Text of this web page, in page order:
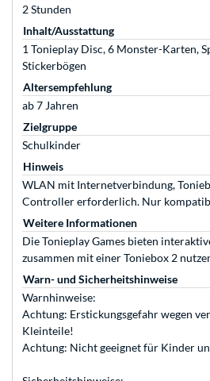
2 Stunden
Inhalt/Ausstattung
1 Tonieplay Disc, 6 Monster-Karten,
Stickerbögen
Altersempfehlung
ab 7 Jahren
Zielgruppe
Schulkinder
Hinweis
WLAN mit Internetverbindung,
Controller erforderlich. Nur
Weitere Informationen
Die Tonieplay Games bieten
zusammen mit einer Toniebox 2
Warn- und Sicherheitshinweise
Warnhinweise:
Achtung: Erstickungsgefahr wegen
Kleinteile!
Achtung: Nicht geeignet für Kinder